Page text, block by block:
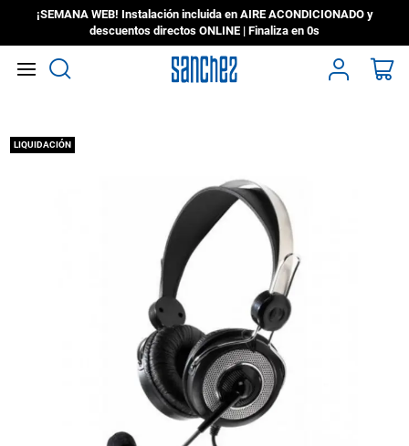
¡SEMANA WEB! Instalación incluida en AIRE ACONDICIONADO y
descuentos directos ONLINE | Finaliza en 0s
LIQUIDACIÓN
Saltar